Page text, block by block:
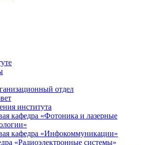
отдел
института
кафедра «Фотоника и лазерные
кафедра «Инфокоммуникации»
«Радиоэлектронные системы»